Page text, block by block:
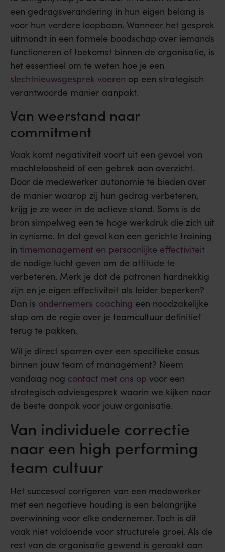
een gedragsverandering in hun eigen belang is
voor hun verdere loopbaan. Wanneer het gesprek
uitmondt in een formele boodschap over iemands
functioneren of toekomst binnen de organisatie, is
het essentieel om te weten hoe je een
slechtnieuwsgesprek voeren op een strategisch
verantwoorde manier aanpakt.
Van weerstand naar
commitment
Vaak komt negativiteit voort uit een gevoel van
machteloosheid of een gebrek aan overzicht.
Door de medewerker autonomie te bieden over
de manier waarop zij hun gedrag verbeteren,
krijg je ze weer in de actieve stand. Soms is de
bron simpelweg een te hoge werkdruk die zich uit
in cynisme. In dat geval kan een gerichte training
in timemanagement en persoonlijke effectiviteit
de nodige lucht geven om de attitude te
verbeteren. Merk je dat de patronen hardnekkig
zijn en je eigen effectiviteit als leider beperken?
Dan is ondernemers coaching een noodzakelijke
stap om de regie over je teamcultuur definitief
terug te pakken.
Wil je direct sparren over een specifieke casus
binnen jouw team of management? Neem
vandaag nog contact met ons op voor een
strategisch adviesgesprek waarin we kijken naar
de beste aanpak voor jouw organisatie.
Van individuele correctie
naar een high performing
team cultuur
Het succesvol corrigeren van een medewerker
met een negatieve houding is een belangrijke
overwinning voor elke ondernemer. Toch is dit
vaak niet voldoende voor structurele groei. Als de
rest van de organisatie gewend is geraakt aan